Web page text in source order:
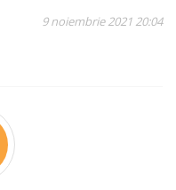
9 noiembrie 2021 20:04